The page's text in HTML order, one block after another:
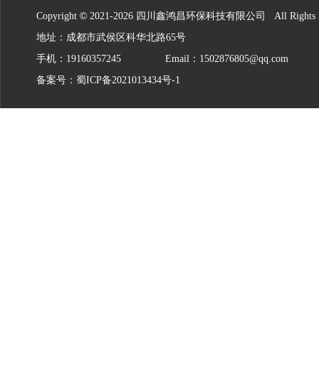
Copyright © 2021-2026 四川鑫鸿昌环保科技有限公司 All Rights
地址：成都市武侯区科华北路65号
手机：19160357245
Email：1502876805@qq.com
备案号： 蜀ICP备2021013434号-1